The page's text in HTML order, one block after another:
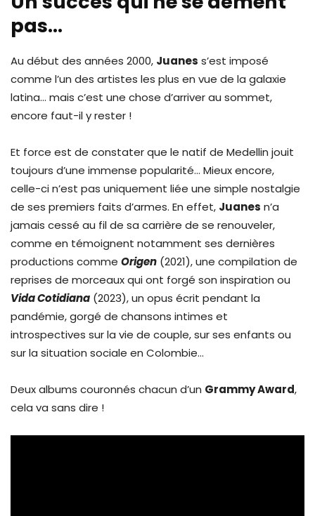
pas…
Au début des années 2000, Juanes s’est imposé
comme l’un des artistes les plus en vue de la galaxie
latina… mais c’est une chose d’arriver au sommet,
encore faut-il y rester !
Et force est de constater que le natif de Medellin jouit
toujours d’une immense popularité… Mieux encore,
celle-ci n’est pas uniquement liée une simple nostalgie
de ses premiers faits d’armes. En effet, Juanes n’a
jamais cessé au fil de sa carrière de se renouveler,
comme en témoignent notamment ses dernières
productions comme Origen (2021), une compilation de
reprises de morceaux qui ont forgé son inspiration ou
Vida Cotidiana (2023), un opus écrit pendant la
pandémie, gorgé de chansons intimes et
introspectives sur la vie de couple, sur ses enfants ou
sur la situation sociale en Colombie…
Deux albums couronnés chacun d’un Grammy Award,
cela va sans dire !